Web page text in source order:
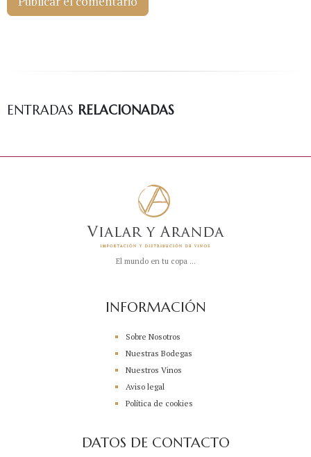
ENTRADAS RELACIONADAS
El mundo en tu copa ...
INFORMACIÓN
Sobre Nosotros
Nuestras Bodegas
Nuestros Vinos
Aviso legal
Política de cookies
DATOS DE CONTACTO